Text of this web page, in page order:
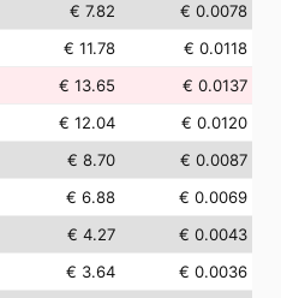
€ 7.82
€ 0.0078
€ 11.78
€ 0.0118
€ 13.65
€ 0.0137
€ 12.04
€ 0.0120
€ 8.70
€ 0.0087
€ 6.88
€ 0.0069
€ 4.27
€ 0.0043
€ 3.64
€ 0.0036